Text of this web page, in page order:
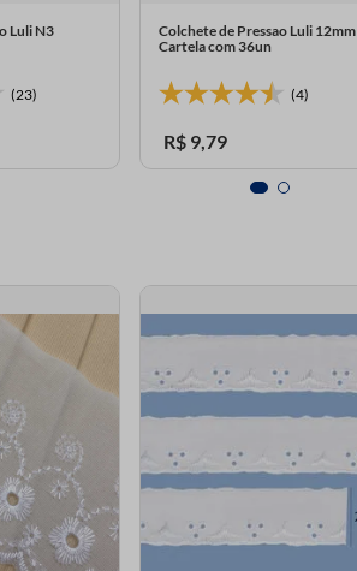
Luli N3
(23)
Colchete de Pressao Luli 12mm
Cartela com 36un
(4)
R$ 9, 79